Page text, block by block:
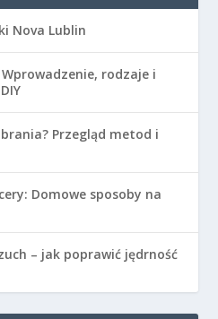
Nova Lublin
rodzaje i
Przegląd metod i
Domowe sposoby na
– jak poprawić jędrność